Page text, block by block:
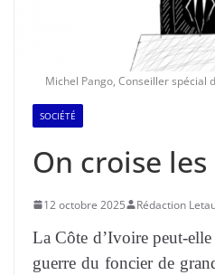
Michel Pango, Conseiller spécial
SOCIÉTÉ
On croise
12 octobre 2025 Rédaction
La Côte d’Ivoire peut-
guerre du foncier de